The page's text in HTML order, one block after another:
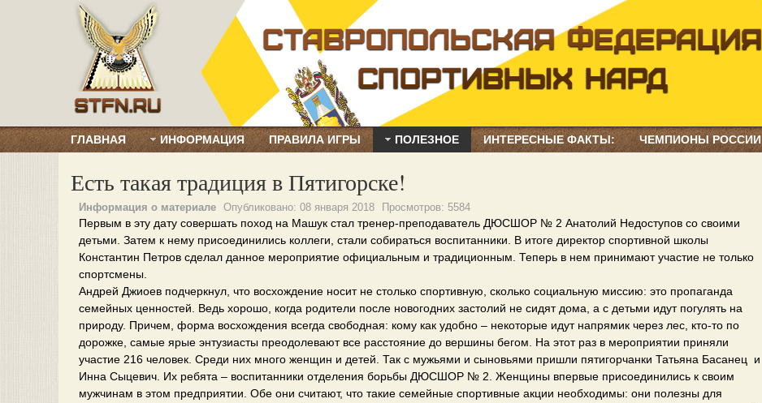
ГЛАВНАЯ ИНФОРМАЦИЯ ПРАВИЛА ИГРЫ ПОЛЕЗНОЕ ИНТЕРЕСНЫЕ ФАКТЫ: ЧЕМПИОНЫ РОССИИ
Есть такая традиция в Пятигорске!
Информация о материале Опубликовано: 08 января 2018 Просмотров: 5584
Первым в эту дату совершать поход на Машук стал тренер-преподаватель ДЮСШОР № 2 Анатолий Недоступов со своими
детьми. Затем к нему присоединились коллеги, стали собираться воспитанники. В итоге директор спортивной школы
Константин Петров сделал данное мероприятие официальным и традиционным. Теперь в нем принимают участие не только
спортсмены.
Андрей Джиоев подчеркнул, что восхождение носит не столько спортивную, сколько социальную миссию: это пропаганда
семейных ценностей. Ведь хорошо, когда родители после новогодних застолий не сидят дома, а с детьми идут погулять на
природу. Причем, форма восхождения всегда свободная: кому как удобно – некоторые идут напрямик через лес, кто-то по
дорожке, самые ярые энтузиасты преодолевают все расстояние до вершины бегом. На этот раз в мероприятии приняли
участие 216 человек. Среди них много женщин и детей. Так с мужьями и сыновьями пришли пятигорчанки Татьяна Басанец и
Инна Сыцевич. Их ребята – воспитанники отделения борьбы ДЮСШОР № 2. Женщины впервые присоединились к своим
мужчинам в этом предприятии. Обе они считают, что такие семейные спортивные акции необходимы: они полезны для